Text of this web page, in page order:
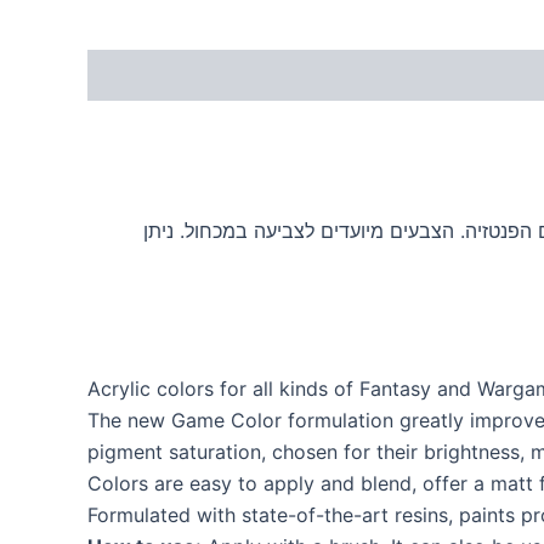
הצבעים מיועדים לצביעה במכחול. ניתן
Acrylic colors for all kinds of Fantasy and
The new Game Color formulation greatly
pigment saturation, chosen for their brightness,
Colors are easy to apply and blend, offer a
Formulated with state-of-the-art resins, paints